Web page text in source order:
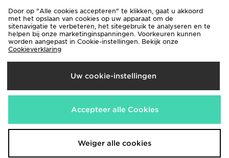
adidas Originals Trefoil Essentials
Waffle T-shirt
adidas Workout Essentials Base
Woven Short
€28,00
Door op "Alle cookies accepteren" te klikken, gaat u akkoord
met het opslaan van cookies op uw apparaat om de
sitenavigatie te verbeteren, het sitegebruik te analyseren en te
helpen bij onze marketinginspanningen. Voorkeuren kunnen
worden aangepast in Cookie-instellingen. Bekijk onze
Cookieverklaring
Uw cookie-instellingen
Accepteer alle Cookies
Weiger alle cookies